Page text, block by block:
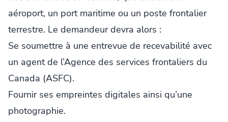
aéroport, un port maritime ou un poste frontalier
terrestre. Le demandeur devra alors :
Se soumettre à une entrevue de recevabilité avec
un agent de l’Agence des services frontaliers du
Canada (ASFC).
Fournir ses empreintes digitales ainsi qu’une
photographie.